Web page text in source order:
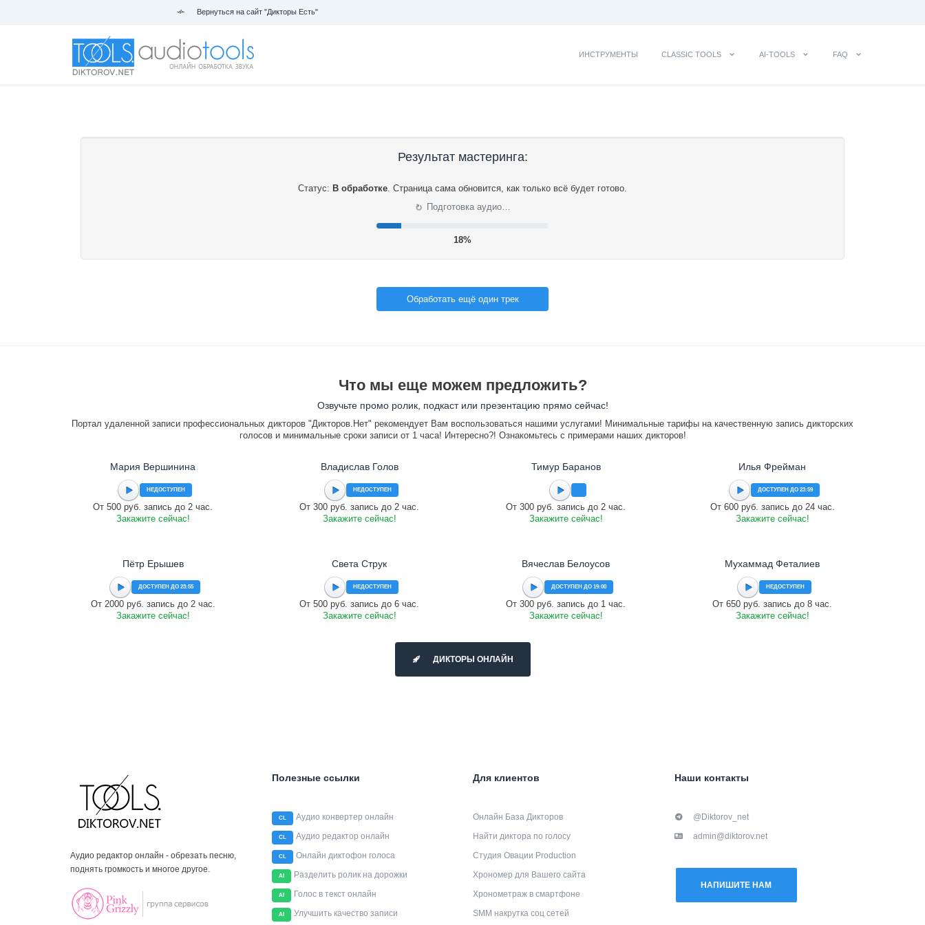
Вернуться на сайт "Дикторы Есть"
ИНСТРУМЕНТЫ CLASSIC TOOLS AI-TOOLS FAQ
Результат мастеринга:
Статус: В обработке. Страница сама обновится, как только всё будет готово.
⟳ Подготовка аудио…
19%
Обработать ещё один трек
Что мы еще можем предложить?
Озвучьте промо ролик, подкаст или презентацию прямо сейчас!
Портал удаленной записи профессиональных дикторов "Дикторов.Нет" рекомендует Вам воспользоваться нашими услугами! Минимальные тарифы на качественную запись дикторских
голосов и минимальные сроки записи от 1 часа! Интересно?! Ознакомьтесь с примерами наших дикторов!
Мария Вершинина
НЕДОСТУПЕН
От 500 руб. запись до 2 час.
Закажите сейчас!
Владислав Голов
НЕДОСТУПЕН
От 300 руб. запись до 2 час.
Закажите сейчас!
Тимур Баранов
От 300 руб. запись до 2 час.
Закажите сейчас!
Илья Фрейман
ДОСТУПЕН ДО 23:59
От 600 руб. запись до 24 час.
Закажите сейчас!
Пётр Ерышев
ДОСТУПЕН ДО 23:55
От 2000 руб. запись до 2 час.
Закажите сейчас!
Света Струк
НЕДОСТУПЕН
От 500 руб. запись до 6 час.
Закажите сейчас!
Вячеслав Белоусов
ДОСТУПЕН ДО 19:00
От 300 руб. запись до 1 час.
Закажите сейчас!
Мухаммад Феталиев
НЕДОСТУПЕН
От 650 руб. запись до 8 час.
Закажите сейчас!
ДИКТОРЫ ОНЛАЙН
Аудио редактор онлайн - обрезать песню,
поднять громкость и многое другое.
Полезные ссылки
CL Аудио конвертер онлайн
CL Аудио редактор онлайн
CL Онлайн диктофон голоса
AI Разделить ролик на дорожки
AI Голос в текст онлайн
AI Улучшить качество записи
Для клиентов
Онлайн База Дикторов
Найти диктора по голосу
Студия Овации Production
Хрономер для Вашего сайта
Хронометраж в смартфоне
SMM накрутка соц сетей
Наши контакты
@Diktorov_net
admin@diktorov.net
НАПИШИТЕ НАМ